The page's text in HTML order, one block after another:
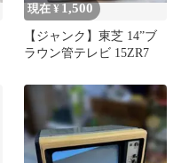
現在 ¥ 1,500
【ジャンク】東芝 14”ブ
ラウン管テレビ 15ZR7